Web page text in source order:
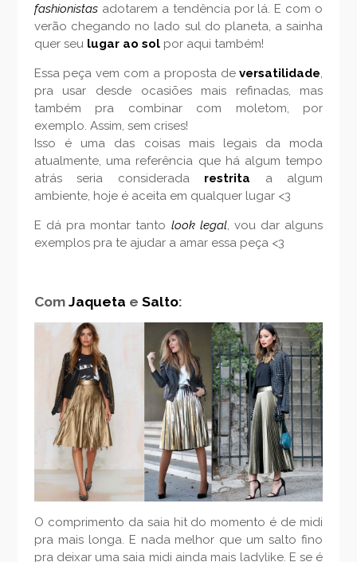
fashionistasadotarem a tendência por lá. E com o
verão chegando no lado sul do planeta, a sainha
quer seulugar ao solpor aqui também!
Essa peça vem com a proposta deversatilidade,
pra usar desde ocasiões mais refinadas, mas
também pra combinar com moletom, por
exemplo. Assim, sem crises!
Isso é uma das coisas mais legais da moda
atualmente, uma referência que há algum tempo
atrás seria considerada restrita a algum
ambiente, hoje é aceita em qualquer lugar <3
E dá pra montar tanto look legal, vou dar alguns
exemplos pra te ajudar a amar essa peça <3
Com Jaqueta e Salto:
O comprimento da saia hit do momento é de midi
pra mais longa. E nada melhor que um salto fino
pra deixar uma saia midi ainda mais ladylike. E se é